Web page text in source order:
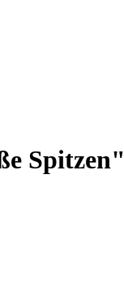
Spitzen"